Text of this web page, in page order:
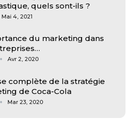
quels sont-ils ?
Mai 4, 2021
du marketing dans
Avr 2, 2020
complète de la stratégie
de Coca-Cola
Mar 23, 2020